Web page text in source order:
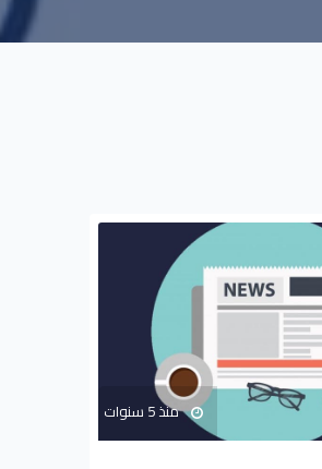
منذ 5 سنوات